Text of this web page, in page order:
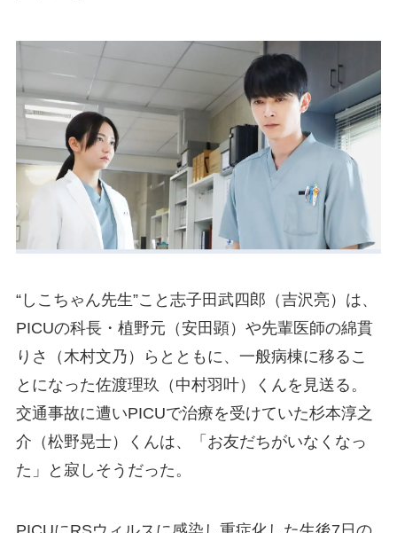
“しこちゃん先生”こと志子田武四郎（吉沢亮）は、
PICUの科長・植野元（安田顕）や先輩医師の綿貫
りさ（木村文乃）らとともに、一般病棟に移るこ
とになった佐渡理玖（中村羽叶）くんを見送る。
交通事故に遭いPICUで治療を受けていた杉本淳之
介（松野晃士）くんは、「お友だちがいなくなっ
た」と寂しそうだった。